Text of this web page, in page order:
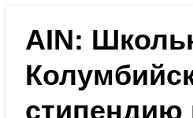
AIN:
стипендию